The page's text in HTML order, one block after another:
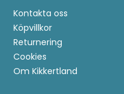
Kontakta oss
Köpvillkor
Returnering
Cookies
Om Kikkertland
Tävlingar
Nyheter: Du är den